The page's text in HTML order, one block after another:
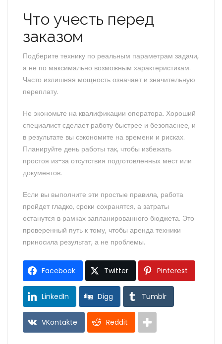
Что учесть перед
заказом
Подберите технику по реальным параметрам задачи,
а не по максимально возможным характеристикам.
Часто излишняя мощность означает и значительную
переплату.
Не экономьте на квалификации оператора. Хороший
специалист сделает работу быстрее и безопаснее, и
в результате вы сэкономите на времени и рисках.
Планируйте день работы так, чтобы избежать
простоя из-за отсутствия подготовленных мест или
документов.
Если вы выполните эти простые правила, работа
пройдет гладко, сроки сохранятся, а затраты
останутся в рамках запланированного бюджета. Это
проверенный путь к тому, чтобы аренда техники
приносила результат, а не проблемы.
Facebook Twitter Pinterest
LinkedIn Digg Tumblr
VKontakte Reddit